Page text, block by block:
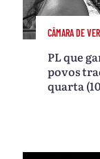
CÂMARA DE
PL que
povos
quarta